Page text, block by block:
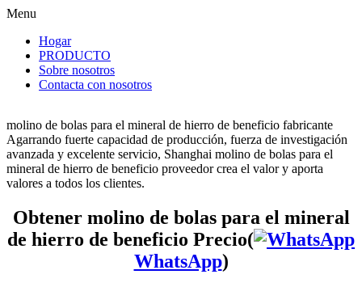
Menu
Hogar
PRODUCTO
Sobre nosotros
Contacta con nosotros
molino de bolas para el mineral de hierro de beneficio fabricante
Agarrando fuerte capacidad de producción, fuerza de investigación
avanzada y excelente servicio, Shanghai molino de bolas para el
mineral de hierro de beneficio proveedor crea el valor y aporta
valores a todos los clientes.
Obtener molino de bolas para el mineral
de hierro de beneficio Precio(
WhatsApp)